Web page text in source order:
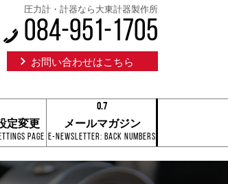
圧力計・計器なら大東計器製作所
084-951-1705
お問い合わせはこちら
定変更
Page
0.7
0.1
0.2
0.3
0.4
0.5
0.6
メールマガジン
E-Newsletter: Back Numbers